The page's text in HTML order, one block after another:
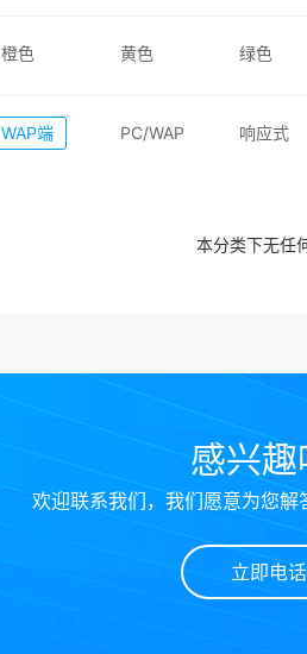
橙色 黄色 绿色
WAP端 PC/WAP 响应式
本分类下无任
感兴趣
欢迎联系我们，我们愿意为您解
立即电